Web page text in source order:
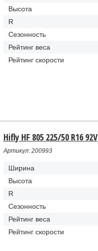
Высота
R
Сезонность
Рейтинг веса
Рейтинг скорости
Hifly HF 805 225/50 R16 92V
Артикул: 200993
Ширина
Высота
R
Сезонность
Рейтинг веса
Рейтинг скорости